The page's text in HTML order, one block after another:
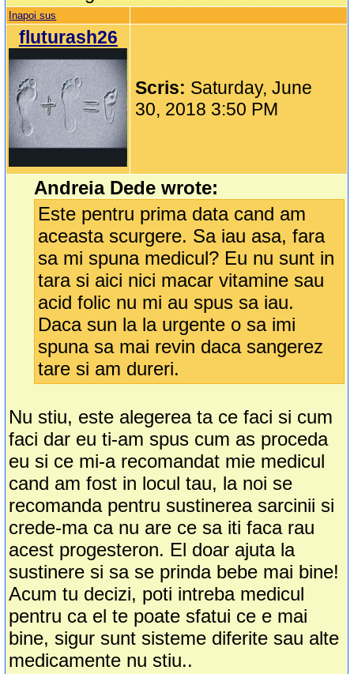
Inapoi sus
fluturash26
Scris: Saturday, June
30, 2018 3:50 PM
Andreia Dede wrote:
Este pentru prima data cand am
aceasta scurgere. Sa iau asa, fara
sa mi spuna medicul? Eu nu sunt in
tara si aici nici macar vitamine sau
acid folic nu mi au spus sa iau.
Daca sun la la urgente o sa imi
spuna sa mai revin daca sangerez
tare si am dureri.
Nu stiu, este alegerea ta ce faci si cum
faci dar eu ti-am spus cum as proceda
eu si ce mi-a recomandat mie medicul
cand am fost in locul tau, la noi se
recomanda pentru sustinerea sarcinii si
crede-ma ca nu are ce sa iti faca rau
acest progesteron. El doar ajuta la
sustinere si sa se prinda bebe mai bine!
Acum tu decizi, poti intreba medicul
pentru ca el te poate sfatui ce e mai
bine, sigur sunt sisteme diferite sau alte
medicamente nu stiu..